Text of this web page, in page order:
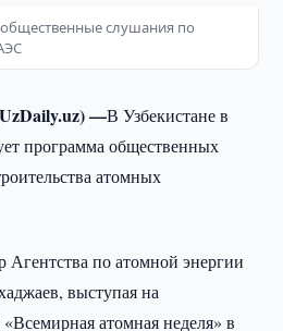
общественные слушания по
—В Узбекистане в
программа общественных
атомных
Агентства по атомной энергии
выступая на
атомная неделя» в